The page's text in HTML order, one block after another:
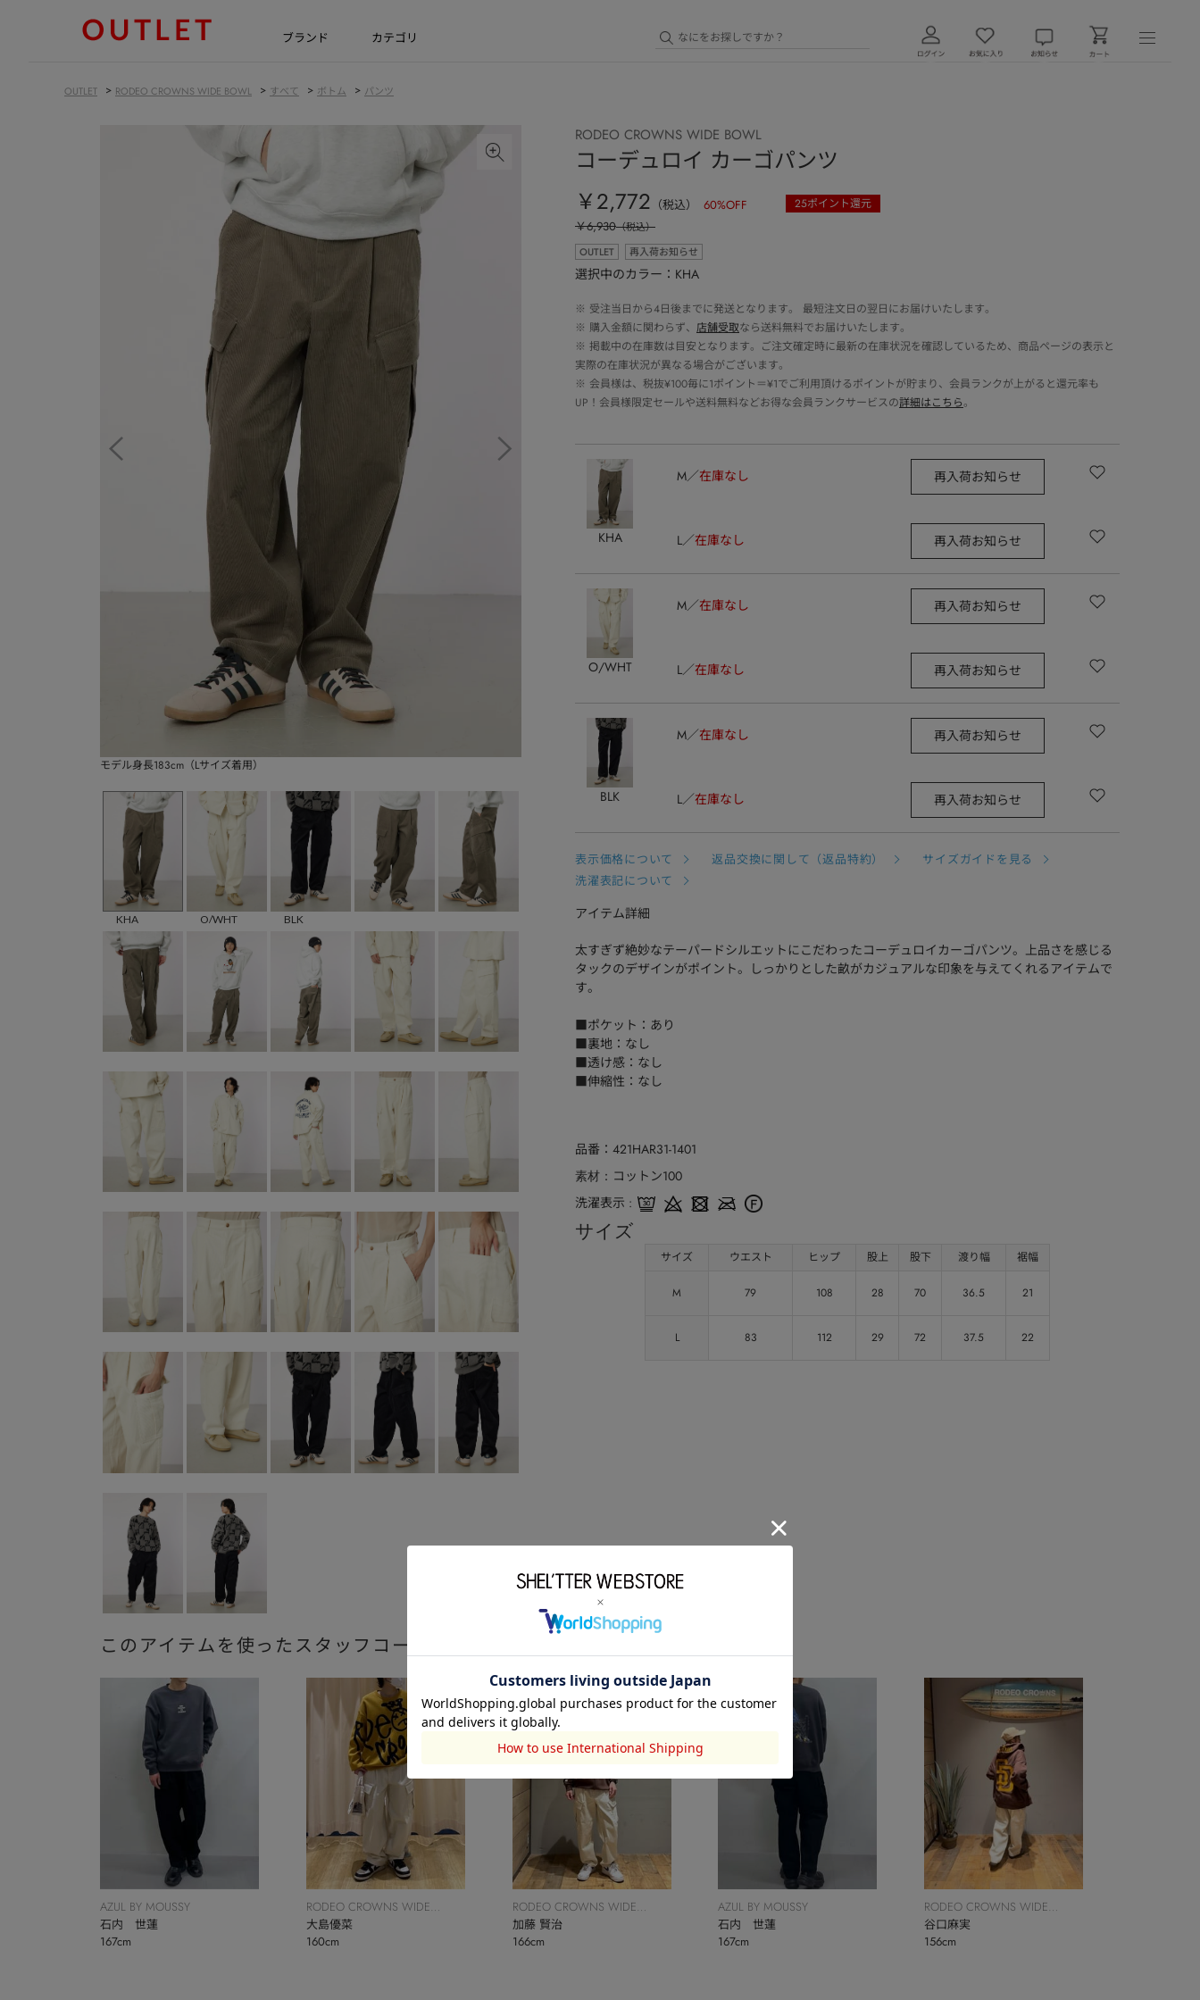
ブランド カテゴリ
OUTLET > RODEO CROWNS WIDE BOWL > すべて > ボトム > パンツ
モデル身長183cm（Lサイズ着用）
KHA O/WHT BLK
RODEO CROWNS WIDE BOWL
コーデュロイ カーゴパンツ
￥2,772 （税込） 60%OFF 25ポイント還元
￥6,930（税込）
OUTLET
再入荷お知らせ
選択中のカラー：KHA
※ 受注当日から4日後までに発送となります。 最短注文日の翌日にお届けいたします。
※ 購入金額に関わらず、 店舗受取なら送料無料でお届けいたします。
※ 掲載中の在庫数は目安となります。ご注文確定時に最新の在庫状況を確認しているため、商品ページの表示と
実際の在庫状況が異なる場合がございます。
※ 会員様は、税抜¥100毎に1ポイント＝¥1でご利用頂けるポイントが貯まり、会員ランクが上がると還元率も
UP！会員様限定セールや送料無料などお得な会員ランクサービスの詳細はこちら。
KHA
M 在庫なし 再入荷お知らせ
L 在庫なし 再入荷お知らせ
O/WHT
M 在庫なし 再入荷お知らせ
L 在庫なし 再入荷お知らせ
BLK
M 在庫なし 再入荷お知らせ
L 在庫なし 再入荷お知らせ
表示価格について 返品交換に関して（返品特約）
サイズガイドを見る
洗濯表記について
アイテム詳細
太すぎず絶妙なテーパードシルエットにこだわったコーデュロイカーゴパンツ。上品さを感じる
タックのデザインがポイント。しっかりとした畝がカジュアルな印象を与えてくれるアイテムで
す。
■ポケット：あり
■裏地：なし
■透け感：なし
■伸縮性：なし
品番 421HAR31-1401
素材
コットン100
洗濯表示
サイズ
サイズ ウエスト ヒップ 股上 股下 渡り幅 裾幅
M 79 108 28 70 36.5 21
L 83 112 29 72 37.5 22
このアイテムを使ったスタッフコーディネート
AZUL BY MOUSSY
石内 世蓮
167cm
RODEO CROWNS WIDE
BOWL
大島優菜
160cm
RODEO CROWNS WIDE
BOWL
加藤 賢治
166cm
AZUL BY MOUSSY
石内 世蓮
167cm
RODEO CROWNS WIDE
BOWL
谷口麻実
156cm